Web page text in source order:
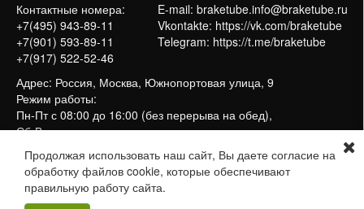
Контактные номера:
+7(495) 943-89-11
+7(901) 593-89-11
+7(917) 522-52-46
Адрес: Россия, Москва, Южнопортовая улица, 9
Режим работы:
Пн-Пт с 08:00 до 16:00 (без перерыва на обед),
Сб-Вс выходные
E-mail: braketube.info@braketube.ru
Vkontakte: https://vk.com/braketube
Telegram: https://t.me/braketube
Сайт работает на системеМойБизнес2
Продолжая использовать наш сайт, Вы даете согласие на
обработку файлов cookie, которые обеспечивают
правильную работу сайта.